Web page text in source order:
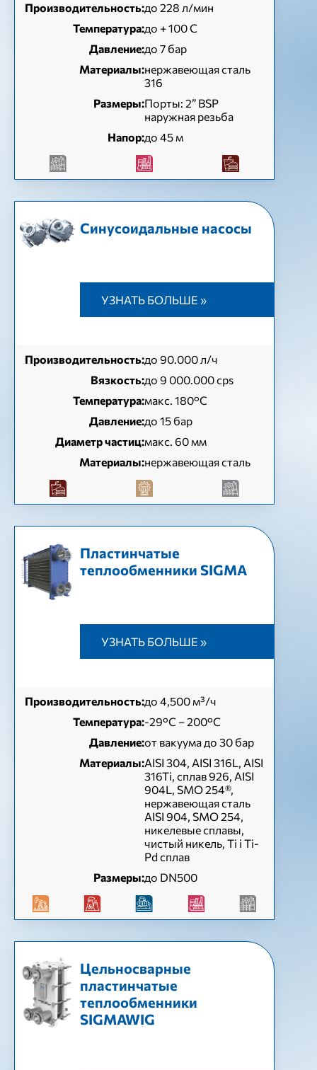
Производительность:до 228 л/мин
Температура:до + 100 C
Давление:до 7 бар
Материалы:нержавеющая сталь
316
Размеры:Порты: 2” BSP
наружная резьба
Напор:до 45 м
Синусоидальные насосы
УЗНАТЬ БОЛЬШЕ »
Производительность:до 90.000 л/ч
Вязкость:до 9 000.000 cps
Температура:макс. 180°C
Давление:до 15 бар
Диаметр частиц:макс. 60 мм
Материалы:нержавеющая сталь
Пластинчатые
теплообменники SIGMA
УЗНАТЬ БОЛЬШЕ »
Производительность:до 4,500 м³/ч
Температура:-29°C – 200°C
Давление:от вакуума до 30 бар
Материалы:AISI 304, AISI 316L, AISI
316Ti, сплав 926, AISI
904L, SMO 254®,
нержавеющая сталь
AISI 904, SMO 254,
никелевые сплавы,
чистый никель, Ti і Ti-
Pd сплав
Размеры:до DN500
Цельносварные
пластинчатые
теплообменники
SIGMAWIG